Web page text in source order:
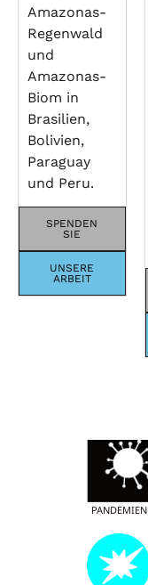
Amazonas-
Regenwald
und
Amazonas-
Biom in
Brasilien,
Bolivien,
Paraguay
und Peru.
SPENDEN
SIE
UNSERE
ARBEIT
PANDEMIEN